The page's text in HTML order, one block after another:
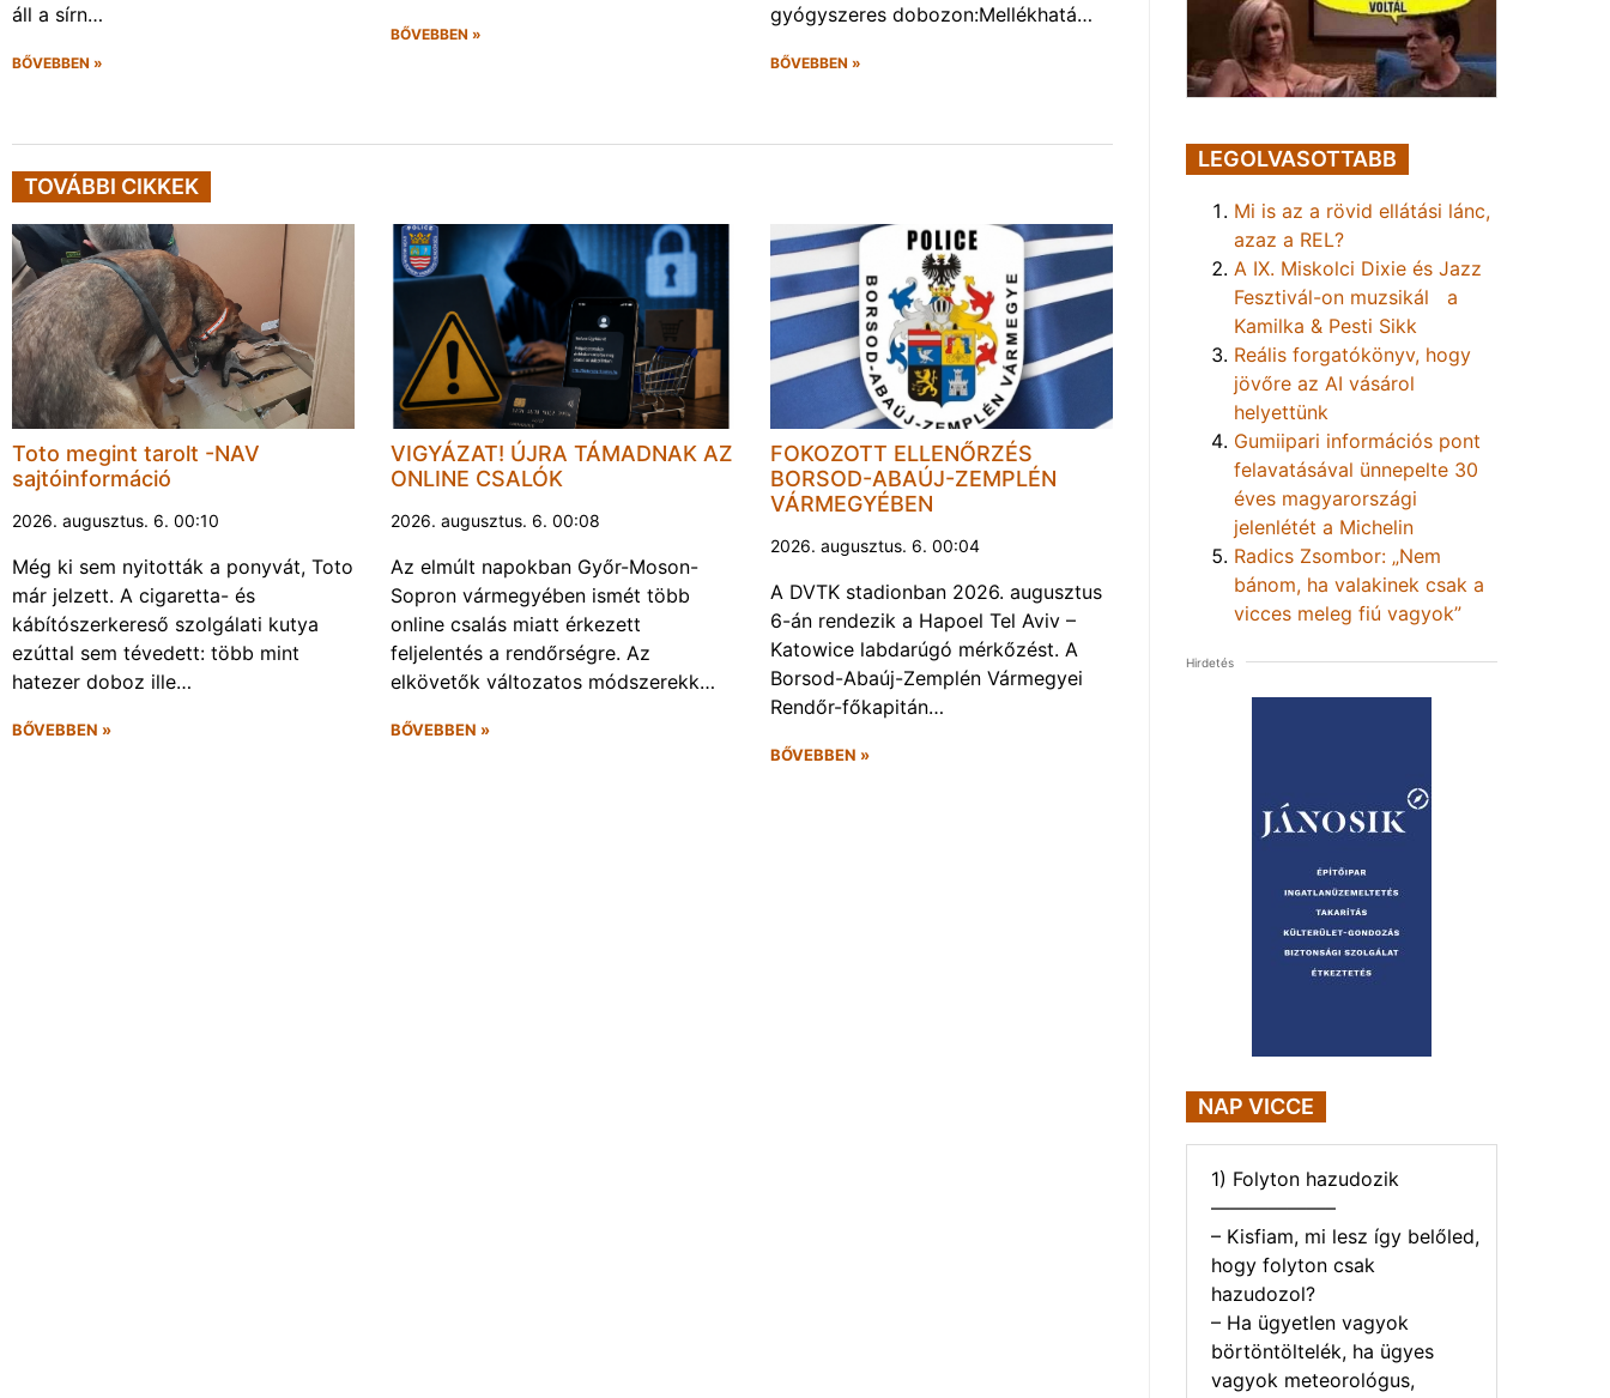
áll a sírn…
BŐVEBBEN »
BŐVEBBEN »
gyógyszeres dobozon:Mellékhatá…
BŐVEBBEN »
TOVÁBBI CIKKEK
Toto megint tarolt -NAV
sajtóinformáció
2026. augusztus. 6. 00:10
Még ki sem nyitották a ponyvát, Toto
már jelzett. A cigaretta- és
kábítószerkereső szolgálati kutya
ezúttal sem tévedett: több mint
hatezer doboz ille…
BŐVEBBEN »
VIGYÁZAT! ÚJRA TÁMADNAK AZ
ONLINE CSALÓK
2026. augusztus. 6. 00:08
Az elmúlt napokban Győr-Moson-
Sopron vármegyében ismét több
online csalás miatt érkezett
feljelentés a rendőrségre. Az
elkövetők változatos módszerekk…
BŐVEBBEN »
FOKOZOTT ELLENŐRZÉS
BORSOD-ABAÚJ-ZEMPLÉN
VÁRMEGYÉBEN
2026. augusztus. 6. 00:04
A DVTK stadionban 2026. augusztus
6-án rendezik a Hapoel Tel Aviv –
Katowice labdarúgó mérkőzést. A
Borsod-Abaúj-Zemplén Vármegyei
Rendőr-főkapitán…
BŐVEBBEN »
LEGOLVASOTTABB
Mi is az a rövid ellátási lánc,
azaz a REL?
A IX. Miskolci Dixie és Jazz
Fesztivál-on muzsikál a
Kamilka & Pesti Sikk
Reális forgatókönyv, hogy
jövőre az AI vásárol
helyettünk
Gumiipari információs pont
felavatásával ünnepelte 30
éves magyarországi
jelenlétét a Michelin
Radics Zsombor: „Nem
bánom, ha valakinek csak a
vicces meleg fiú vagyok”
Hirdetés
NAP VICCE
1) Folyton hazudozik
——————–
– Kisfiam, mi lesz így belőled,
hogy folyton csak
hazudozol?
– Ha ügyetlen vagyok
börtöntöltelék, ha ügyes
vagyok meteorológus,